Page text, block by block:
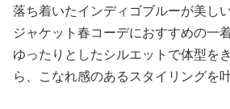
落ち着いたインディゴブルーが美し
ジャケット春コーデにおすすめの一着
ゆったりとしたシルエットで体型を
ら、こなれ感のあるスタイリングを叶